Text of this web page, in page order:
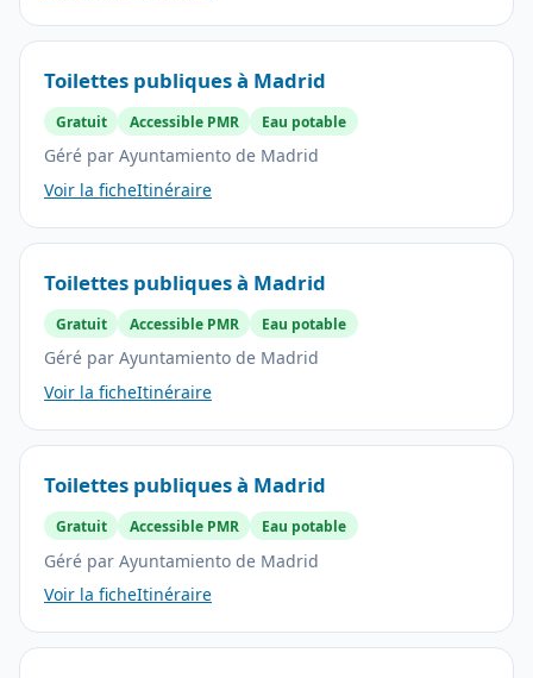
Toilettes publiques à Madrid
Gratuit Accessible PMR Eau potable
Géré par Ayuntamiento de Madrid
Voir la ficheItinéraire
Toilettes publiques à Madrid
Gratuit Accessible PMR Eau potable
Géré par Ayuntamiento de Madrid
Voir la ficheItinéraire
Toilettes publiques à Madrid
Gratuit Accessible PMR Eau potable
Géré par Ayuntamiento de Madrid
Voir la ficheItinéraire